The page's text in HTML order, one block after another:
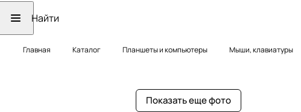
Главная Каталог Планшеты и компьютеры Мыши, клавиатуры
Показать еще фото